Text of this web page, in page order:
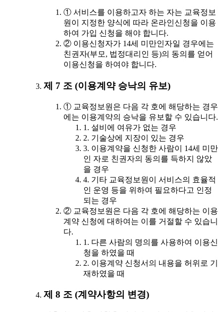
① 서비스를 이용하고자 하는 자는 교육정보
원이 지정한 양식에 따라 온라인신청을 이용
하여 가입 신청을 해야 합니다.
② 이용신청자가 14세 미만인자일 경우에는
친권자(부모, 법정대리인 등)의 동의를 얻어
이용신청을 하여야 합니다.
제 7 조 (이용계약 승낙의 유보)
① 교육정보원은 다음 각 호에 해당하는 경우
에는 이용계약의 승낙을 유보할 수 있습니다.
1. 설비에 여유가 없는 경우
2. 기술상에 지장이 있는 경우
3. 이용계약을 신청한 사람이 14세 미만
인 자로 친권자의 동의를 득하지 않았
을 경우
4. 기타 교육정보원이 서비스의 효율적
인 운영 등을 위하여 필요하다고 인정
되는 경우
② 교육정보원은 다음 각 호에 해당하는 이용
계약 신청에 대하여는 이를 거절할 수 있습니
다.
1. 다른 사람의 명의를 사용하여 이용신
청을 하였을 때
2. 이용계약 신청서의 내용을 허위로 기
재하였을 때
제 8 조 (계약사항의 변경)